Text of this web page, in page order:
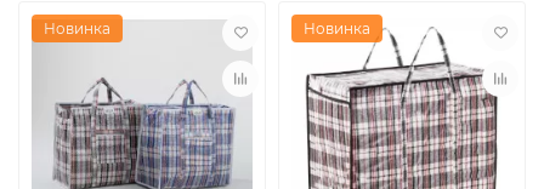
Новинка Новинка